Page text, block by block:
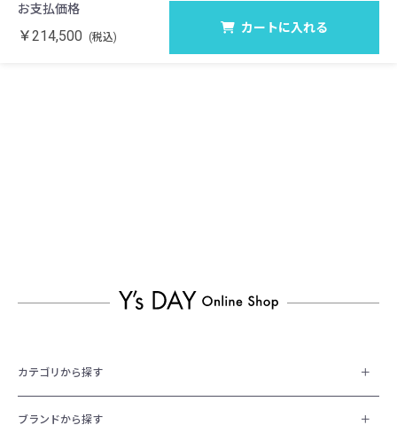
お支払価格
￥214,500 (税込)
カートに入れる
カテゴリから探す
ブランドから探す